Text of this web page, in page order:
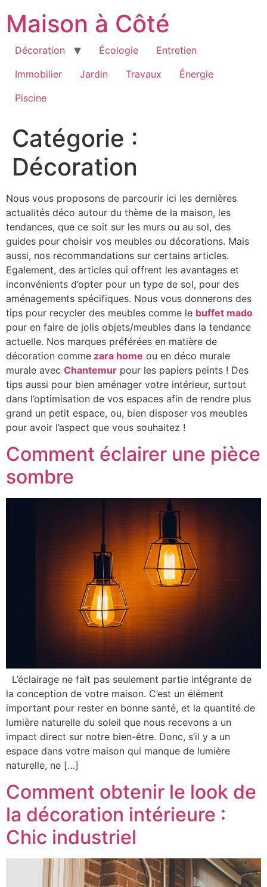
contenu
Maison à Côté
Décoration Écologie
Entretien
Immobilier
Jardin Travaux
Énergie
Piscine
Catégorie :
Décoration
Nous vous proposons de parcourir ici les dernières
actualités déco autour du thème de la maison, les
tendances, que ce soit sur les murs ou au sol, des
guides pour choisir vos meubles ou décorations. Mais
aussi, nos recommandations sur certains articles.
Egalement, des articles qui offrent les avantages et
inconvénients d’opter pour un type de sol, pour des
aménagements spécifiques. Nous vous donnerons des
tips pour recycler des meubles comme le buffet mado
pour en faire de jolis objets/meubles dans la tendance
actuelle. Nos marques préférées en matière de
décoration comme zara home ou en déco murale
murale avec Chantemur pour les papiers peints ! Des
tips aussi pour bien aménager votre intérieur, surtout
dans l’optimisation de vos espaces afin de rendre plus
grand un petit espace, ou, bien disposer vos meubles
pour avoir l’aspect que vous souhaitez !
Comment éclairer une pièce
sombre
L’éclairage ne fait pas seulement partie intégrante de
la conception de votre maison. C’est un élément
important pour rester en bonne santé, et la quantité de
lumière naturelle du soleil que nous recevons a un
impact direct sur notre bien-être. Donc, s’il y a un
espace dans votre maison qui manque de lumière
naturelle, ne […]
Comment obtenir le look de
la décoration intérieure :
Chic industriel